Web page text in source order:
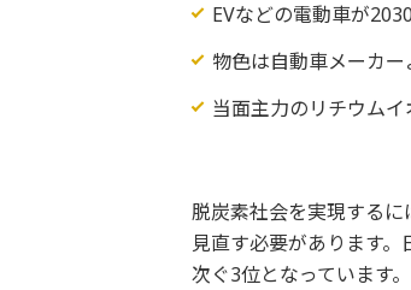
EVなどの電動車が
物色は自動車メーカ
当面主力のリチウム
脱炭素社会を実現する
見直す必要があります
次ぐ3位となっています